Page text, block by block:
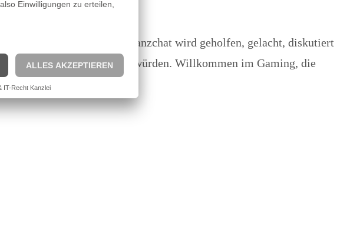
offen. In unserem Allianzchat wird geholfen, gelacht, diskutiert
für komplett absurd halten würden. Willkommen im Gaming, die